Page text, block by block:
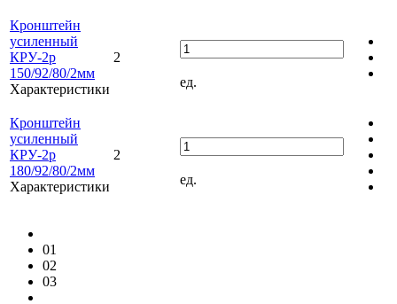
Кронштейн
усиленный
КРУ-2р
150/92/80/2мм
Характеристики
2
ед.
Кронштейн
усиленный
КРУ-2р
180/92/80/2мм
Характеристики
2
ед.
01
02
03